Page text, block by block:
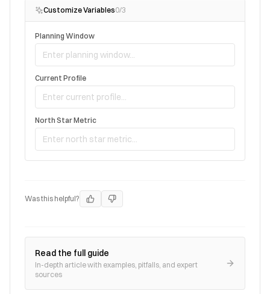
Customize Variables0/3
Planning Window
Current Profile
North Star Metric
Was this helpful?
Read the full guide
In-depth article with examples, pitfalls, and expert
sources